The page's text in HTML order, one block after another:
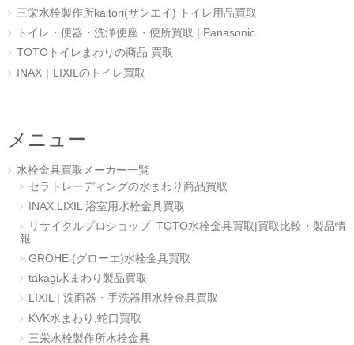
三栄水栓製作所kaitori(サンエイ) トイレ用品買取
トイレ・便器・洗浄便座・便所買取 | Panasonic
TOTOトイレまわりの商品 買取
INAX｜LIXILのトイレ買取
メニュー
水栓金具買取メーカー一覧
セラトレーディングの水まわり商品買取
INAX.LIXIL 浴室用水栓金具買取
リサイクルプロショップ–TOTO水栓金具買取|買取比較・製品情
報
GROHE (グローエ)水栓金具買取
takagi水まわり製品買取
LIXIL | 洗面器・手洗器用水栓金具買取
KVK水まわり,蛇口買取
三栄水栓製作所水栓金具